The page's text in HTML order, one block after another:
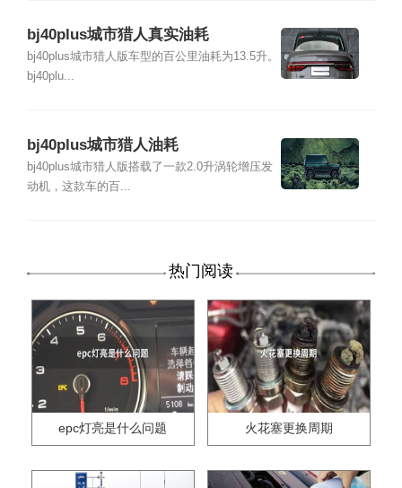
bj40plus城市猎人真实油耗
bj40plus城市猎人版车型的百公里油耗为13.5升。
bj40plu...
bj40plus城市猎人油耗
bj40plus城市猎人版搭载了一款2.0升涡轮增压发
动机，这款车的百...
热门阅读
epc灯亮是什么问题 火花塞更换周期